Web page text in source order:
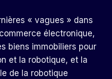
« vagues » dans
électronique,
biens immobiliers pour
et la robotique, et la
de la robotique